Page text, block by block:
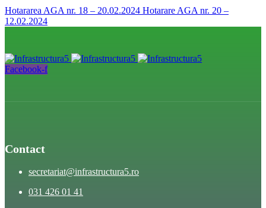
Hotararea AGA nr. 18 – 20.02.2024 Hotarare AGA nr. 20 –
12.02.2024
Facebook-f
Contact
secretariat@infrastructura5.ro
031 426 01 41